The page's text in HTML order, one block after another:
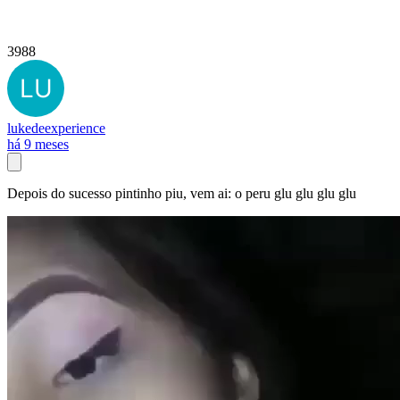
3988
lukedeexperience
há 9 meses
Depois do sucesso pintinho piu, vem ai: o peru glu glu glu glu